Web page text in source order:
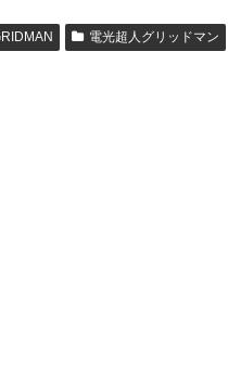
電光超人グリッドマン